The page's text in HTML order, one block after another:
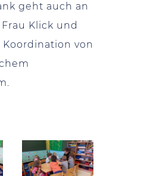
geht auch an
Klick und
Koordination von